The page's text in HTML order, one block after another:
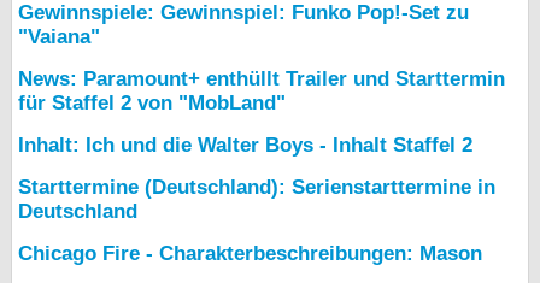
Gewinnspiele: Gewinnspiel: Funko Pop!-Set zu
"Vaiana"
News: Paramount+ enthüllt Trailer und Starttermin
für Staffel 2 von "MobLand"
Inhalt: Ich und die Walter Boys - Inhalt Staffel 2
Starttermine (Deutschland): Serienstarttermine in
Deutschland
Chicago Fire - Charakterbeschreibungen: Mason